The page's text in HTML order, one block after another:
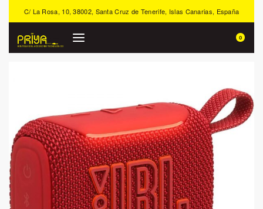
C/ La Rosa, 10, 38002, Santa Cruz de Tenerife, Islas Canarias, España
0